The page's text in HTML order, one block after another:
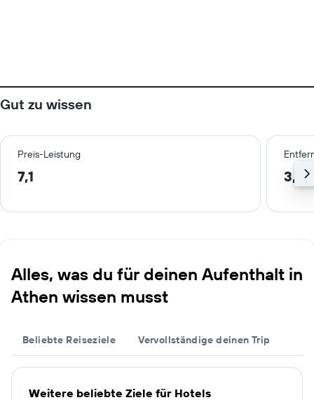
Gut zu wissen
Preis-Leistung
7,1 3,5
Alles, was du für deinen Aufenthalt in
Athen wissen musst
Beliebte Reiseziele Vervollständige deinen Trip
Weitere beliebte Ziele für Hotels